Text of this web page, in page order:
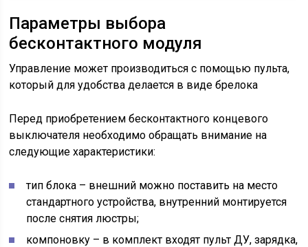
Параметры выбора
бесконтактного модуля
Управление может производиться с помощью пульта,
который для удобства делается в виде брелока
Перед приобретением бесконтактного концевого
выключателя необходимо обращать внимание на
следующие характеристики:
тип блока – внешний можно поставить на место
стандартного устройства, внутренний монтируется
после снятия люстры;
компоновку – в комплект входят пульт ДУ, зарядка,